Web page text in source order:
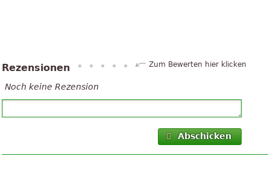
Rezensionen Zum Bewerten hier klicken
Noch keine Rezension
Abschicken